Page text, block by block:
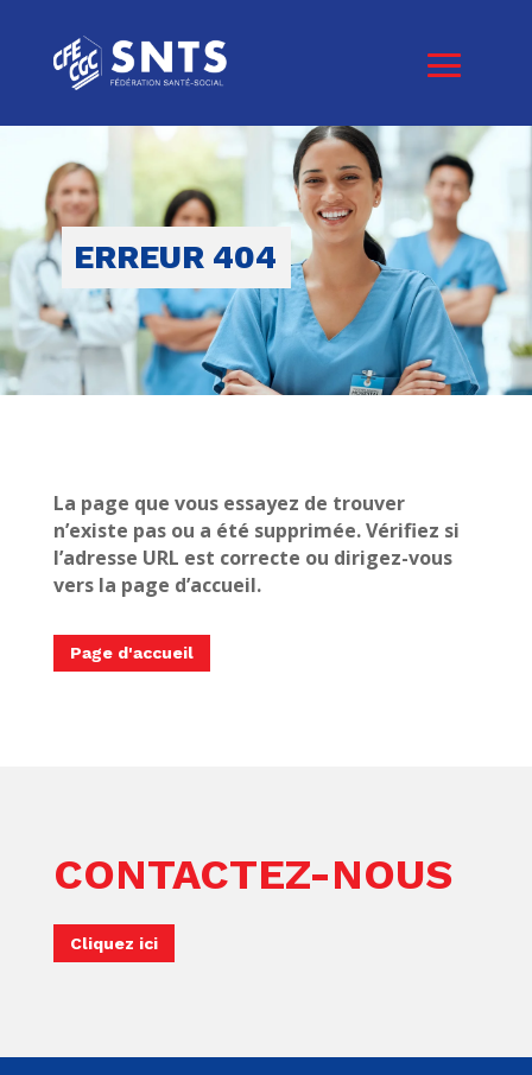
ERREUR 404
La page que vous essayez de trouver
n’existe pas ou a été supprimée. Vérifiez si
l’adresse URL est correcte ou dirigez-vous
vers la page d’accueil.
Page d'accueil
CONTACTEZ-NOUS
Cliquez ici